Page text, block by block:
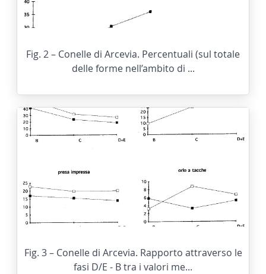
Fig. 2 – Conelle di Arcevia. Percentuali (sul totale
delle forme nell’ambito di ...
Fig. 3 – Conelle di Arcevia. Rapporto attraverso le
fasi D/E - B tra i valori me...